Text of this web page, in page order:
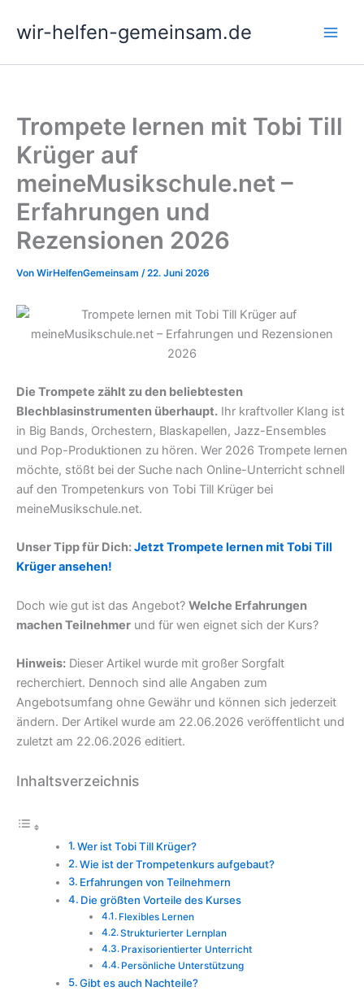
Inhaltwir-helfen-gemeinsam.de
Trompete lernen mit Tobi Till
Krüger auf
meineMusikschule.net –
Erfahrungen und
Rezensionen 2026
Von WirHelfenGemeinsam /22. Juni 2026
Die Trompete zählt zu den beliebtesten
Blechblasinstrumenten überhaupt. Ihr kraftvoller Klang ist
in Big Bands, Orchestern, Blaskapellen, Jazz-Ensembles
und Pop-Produktionen zu hören. Wer 2026 Trompete lernen
möchte, stößt bei der Suche nach Online-Unterricht schnell
auf den Trompetenkurs von Tobi Till Krüger bei
meineMusikschule.net.
Unser Tipp für Dich:Jetzt Trompete lernen mit Tobi Till
Krüger ansehen!
Doch wie gut ist das Angebot? Welche Erfahrungen
machen Teilnehmer und für wen eignet sich der Kurs?
Hinweis: Dieser Artikel wurde mit großer Sorgfalt
recherchiert. Dennoch sind alle Angaben zum
Angebotsumfang ohne Gewähr und können sich jederzeit
ändern. Der Artikel wurde am 22.06.2026 veröffentlicht und
zuletzt am 22.06.2026 editiert.
Inhaltsverzeichnis
Wer ist Tobi Till Krüger?
Wie ist der Trompetenkurs aufgebaut?
Erfahrungen von Teilnehmern
Die größten Vorteile des Kurses
Flexibles Lernen
Strukturierter Lernplan
Praxisorientierter Unterricht
Persönliche Unterstützung
Gibt es auch Nachteile?